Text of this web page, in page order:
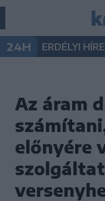
24H ERDÉLYI
Az áram
előnyére